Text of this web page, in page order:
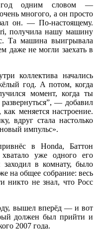
год одним словом —
многого, а он просто
он. — По-настоящему.
получила нашу машину
Та машина выигрывала
даже не могли заехать в
коллектива начались
год. А потом, когда
момент, когда ты
— добавил
меняется настроение.
вдруг стала настолько
импульс».
в Honda, Баттон
уже одного его
заходил в комнату, было
на общее собрание: весь
никто не знал, что Росс
вышел вперёд — и вот
должен был прийти и
2007 года.